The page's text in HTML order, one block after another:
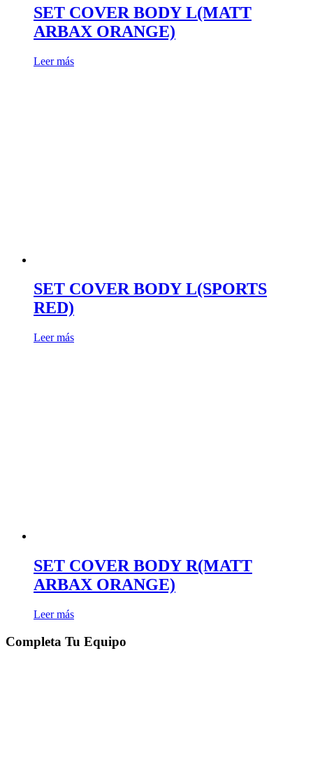
SET COVER BODY L(MATT
ARBAX ORANGE)
Leer más
SET COVER BODY L(SPORTS
RED)
Leer más
SET COVER BODY R(MATT
ARBAX ORANGE)
Leer más
Completa Tu Equipo